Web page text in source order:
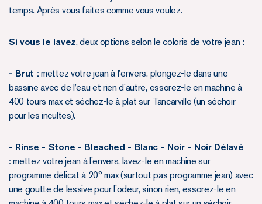
temps. Après vous faites comme vous voulez.
Si vous le lavez, deux options selon le coloris de votre jean :
- Brut : mettez votre jean à l’envers, plongez-le dans une
bassine avec de l’eau et rien d’autre, essorez-le en machine à
400 tours max et séchez-le à plat sur Tancarville (un séchoir
pour les incultes).
- Rinse - Stone - Bleached - Blanc - Noir - Noir Délavé
: mettez votre jean à l’envers, lavez-le en machine sur
programme délicat à 20° max (surtout pas programme jean) avec
une goutte de lessive pour l’odeur, sinon rien, essorez-le en